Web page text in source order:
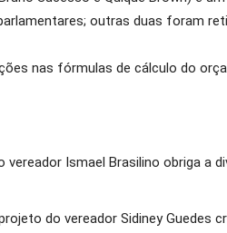
outras duas foram
nas fórmulas de cálculo do
Ismael Brasilino obriga a
do vereador Sidiney